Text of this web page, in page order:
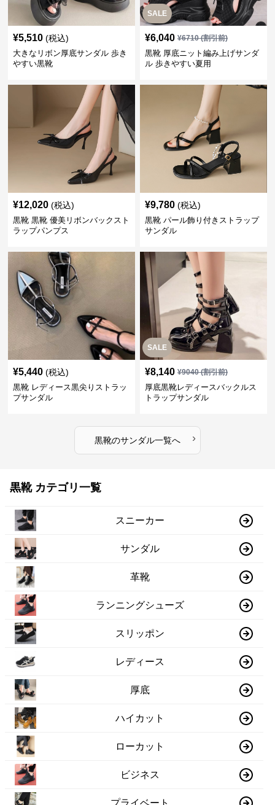
¥5,510 (税込)
大きなリボン厚底サンダル 歩き
やすい黒靴
SALE
¥6,040 ¥6710(割引前)
黒靴 厚底ニット編み上げサンダ
ル 歩きやすい夏用
¥12,020 (税込)
黒靴 黒靴 優美リボンバックスト
ラップパンプス
¥9,780 (税込)
黒靴 パール飾り付きストラップ
サンダル
¥5,440 (税込)
黒靴 レディース黒尖りストラッ
プサンダル
SALE
¥8,140 ¥9040(割引前)
厚底黒靴レディースバックルス
トラップサンダル
黒靴のサンダル一覧へ ›
黒靴 カテゴリ一覧
スニーカー
サンダル
革靴
ランニングシューズ
スリッポン
レディース
厚底
ハイカット
ローカット
ビジネス
プライベート